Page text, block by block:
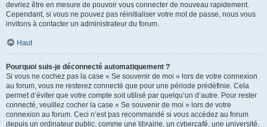
devriez être en mesure de pouvoir vous connecter de nouveau rapidement.
Cependant, si vous ne pouvez pas réinitialiser votre mot de passe, nous vous
invitons à contacter un administrateur du forum.
Haut
Pourquoi suis-je déconnecté automatiquement ?
Si vous ne cochez pas la case « Se souvenir de moi » lors de votre connexion
au forum, vous ne resterez connecté que pour une période prédéfinie. Cela
permet d’éviter que votre compte soit utilisé par quelqu’un d’autre. Pour rester
connecté, veuillez cocher la case « Se souvenir de moi » lors de votre
connexion au forum. Ceci n’est pas recommandé si vous accédez au forum
depuis un ordinateur public, comme une librairie, un cybercafé, une université,